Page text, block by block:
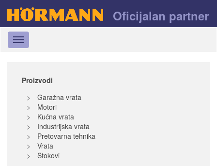
Oficijalan partner
Toggle
Proizvodi
Garažna vrata
Motori
Kućna vrata
Industrijska vrata
Pretovarna tehnika
Vrata
Štokovi